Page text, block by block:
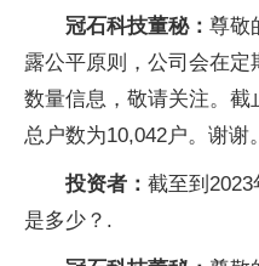
冠石科技董秘： 尊敬
露公平原则，公司会在
数量信息，敬请关注。截
总户数为10,042户。谢谢。
投资者： 截至到
是多少？.